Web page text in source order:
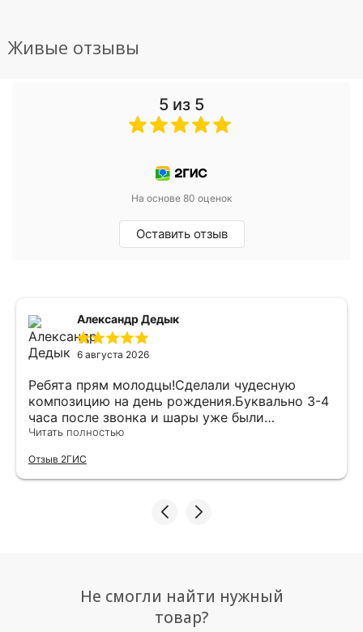
Живые отзывы
5 из 5
На основе 80 оценок
Оставить отзыв
Александр Дедык
6 августа 2026
Ребята прям молодцы!Сделали чудесную
композицию на день рождения.Буквально 3-4
часа после звонка и шары уже были
доставлены мне по адресу.Качество
рада.
Читать полностью
Отзыв 2ГИС
Не смогли найти нужный
товар?